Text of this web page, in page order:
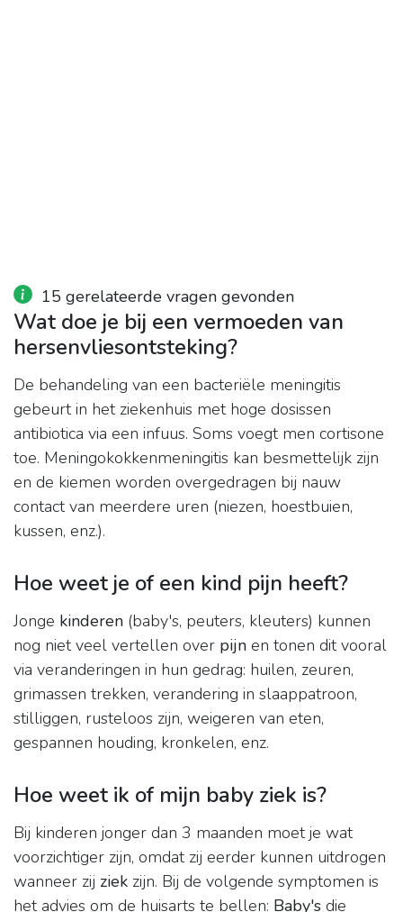
15 gerelateerde vragen gevonden
Wat doe je bij een vermoeden van
hersenvliesontsteking?
De behandeling van een bacteriële meningitis
gebeurt in het ziekenhuis met hoge dosissen
antibiotica via een infuus. Soms voegt men cortisone
toe. Meningokokkenmeningitis kan besmettelijk zijn
en de kiemen worden overgedragen bij nauw
contact van meerdere uren (niezen, hoestbuien,
kussen, enz.).
Hoe weet je of een kind pijn heeft?
Jonge kinderen (baby's, peuters, kleuters) kunnen
nog niet veel vertellen over pijn en tonen dit vooral
via veranderingen in hun gedrag: huilen, zeuren,
grimassen trekken, verandering in slaappatroon,
stilliggen, rusteloos zijn, weigeren van eten,
gespannen houding, kronkelen, enz.
Hoe weet ik of mijn baby ziek is?
Bij kinderen jonger dan 3 maanden moet je wat
voorzichtiger zijn, omdat zij eerder kunnen uitdrogen
wanneer zij ziek zijn. Bij de volgende symptomen is
het advies om de huisarts te bellen: Baby's die